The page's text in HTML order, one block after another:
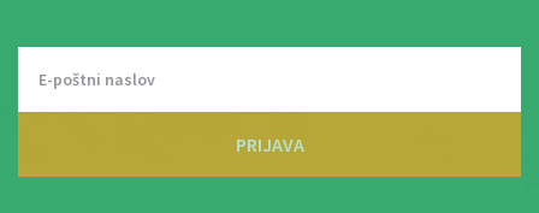
PRIJAVA